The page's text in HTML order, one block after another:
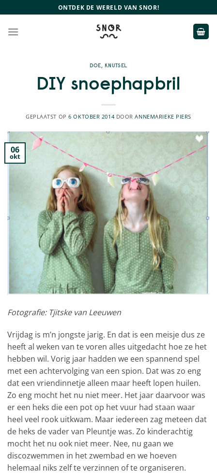
naar
inhoud
ONTDEK DE WERELD VAN SNOR!
DOE, KNUTSEL
DIY snoephapbril
GEPLAATST OP6 OKTOBER 2014 DOORANNEMARIEKE PIERS
06
okt
Fotografie: Tjitske van Leeuwen
Vrijdag is m’n jongste jarig. En dat is een meisje dus ze
heeft al weken van te voren alles uitgedacht hoe ze het
hebben wil. Vorig jaar hadden we een spannend spel
met een achtervolging van een spion. Dat was zo eng
dat een vriendinnetje alleen maar heeft lopen huilen.
Zo eng mocht het nu niet meer. Het jaar daarvoor was
er een heks die een pot op het vuur had staan waar
heel veel rook uitkwam. Maar iedereen zag meteen dat
de heks de vader van Pleuntje was. Zo kinderachtig
mocht het nu ook niet meer. Nee, nu gaan we
discozwemmen in het zwembad en we hoeven
helemaal niks zelf te verzinnen of te organiseren.